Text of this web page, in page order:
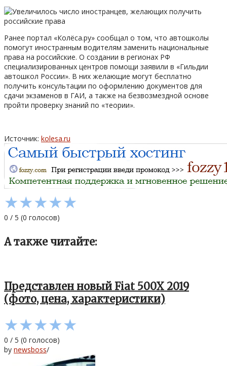
Ранее портал «Колёса.ру» сообщал о том, что автошколы
помогут иностранным водителям заменить национальные
права на российские. О создании в регионах РФ
специализированных центров помощи заявили в «Гильдии
автошкол России». В них желающие могут бесплатно
получить консультации по оформлению документов для
сдачи экзаменов в ГАИ, а также на безвозмездной основе
пройти проверку знаний по «теории».
Источник: kolesa.ru
★★★★★
0 / 5 (0 голосов)
А также читайте:
Представлен новый Fiat 500X 2019
(фото, цена, характеристики)
★★★★★
0 / 5 (0 голосов)
by newsboss/